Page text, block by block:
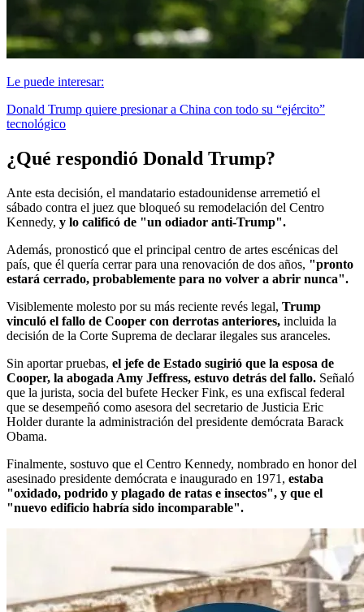
Le puede interesar:
Donald Trump quiere presionar a China con todo su “ejército”
tecnológico
¿Qué respondió Donald Trump?
Ante esta decisión, el mandatario estadounidense arremetió el
sábado contra el juez que bloqueó su remodelación del Centro
Kennedy, y lo calificó de "un odiador anti-Trump".
Además, pronosticó que el principal centro de artes escénicas del
país, que él quería cerrar para una renovación de dos años, "pronto
estará cerrado, probablemente para no volver a abrir nunca".
Visiblemente molesto por su más reciente revés legal, Trump
vinculó el fallo de Cooper con derrotas anteriores, incluida la
decisión de la Corte Suprema de declarar ilegales sus aranceles.
Sin aportar pruebas, el jefe de Estado sugirió que la esposa de
Cooper, la abogada Amy Jeffress, estuvo detrás del fallo. Señaló
que la jurista, socia del bufete Hecker Fink, es una exfiscal federal
que se desempeñó como asesora del secretario de Justicia Eric
Holder durante la administración del presidente demócrata Barack
Obama.
Finalmente, sostuvo que el Centro Kennedy, nombrado en honor del
asesinado presidente demócrata e inaugurado en 1971, estaba
"oxidado, podrido y plagado de ratas e insectos", y que el
"nuevo edificio habría sido incomparable".